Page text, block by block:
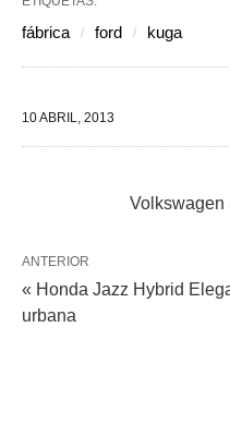
fábrica ford kuga
10 ABRIL, 2013
Volkswagen
ANTERIOR
« Honda Jazz Hybrid
urbana